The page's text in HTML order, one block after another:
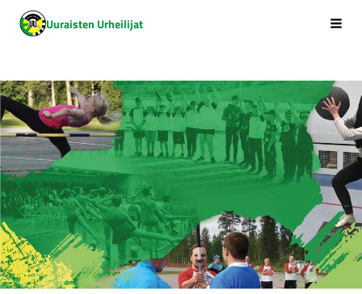
Siirry
sivun
Uuraisten Urheilijat